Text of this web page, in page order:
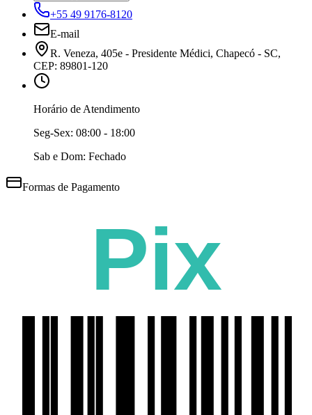
+55 49 9176-8120
E-mail
R. Veneza, 405e - Presidente Médici, Chapecó - SC,
CEP: 89801-120
Horário de Atendimento
Seg-Sex: 08:00 - 18:00
Sab e Dom: Fechado
Formas de Pagamento
Pix